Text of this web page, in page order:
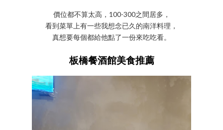
價位都不算太高，100-300之間居多，
看到菜單上有一些我想念已久的南洋料理，
真想要每個都給他點了一份來吃吃看。
板橋餐酒館美食推薦